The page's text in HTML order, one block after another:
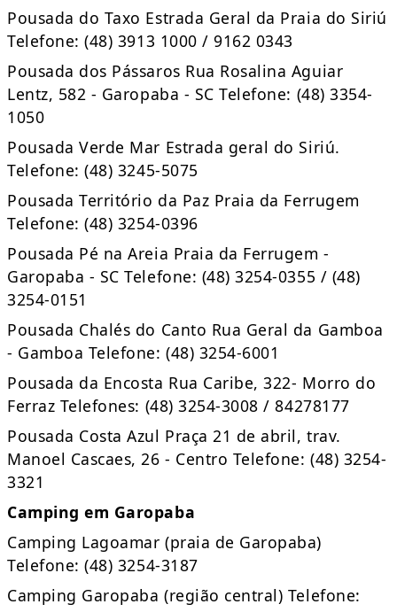
Pousada do Taxo Estrada Geral da Praia do Siriú
Telefone: (48) 3913 1000 / 9162 0343
Pousada dos Pássaros Rua Rosalina Aguiar
Lentz, 582 - Garopaba - SC Telefone: (48) 3354-
1050
Pousada Verde Mar Estrada geral do Siriú.
Telefone: (48) 3245-5075
Pousada Território da Paz Praia da Ferrugem
Telefone: (48) 3254-0396
Pousada Pé na Areia Praia da Ferrugem -
Garopaba - SC Telefone: (48) 3254-0355 / (48)
3254-0151
Pousada Chalés do Canto Rua Geral da Gamboa
- Gamboa Telefone: (48) 3254-6001
Pousada da Encosta Rua Caribe, 322- Morro do
Ferraz Telefones: (48) 3254-3008 / 84278177
Pousada Costa Azul Praça 21 de abril, trav.
Manoel Cascaes, 26 - Centro Telefone: (48) 3254-
3321
Camping em Garopaba
Camping Lagoamar (praia de Garopaba)
Telefone: (48) 3254-3187
Camping Garopaba (região central) Telefone: